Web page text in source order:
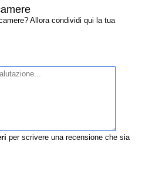
Allora condividi qui la tua
per scrivere una recensione che sia